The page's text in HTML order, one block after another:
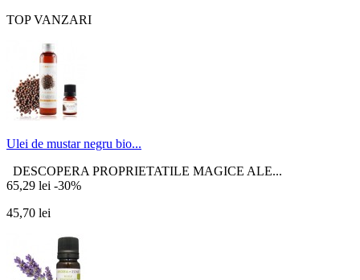
TOP VANZARI
Ulei de mustar negru bio...
DESCOPERA PROPRIETATILE MAGICE ALE...
65,29 lei -30%
45,70 lei